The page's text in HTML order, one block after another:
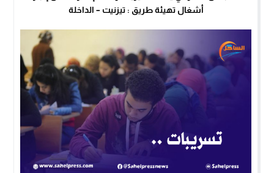
أشغال تهيئة طريق : تيزنيت – الداخلة